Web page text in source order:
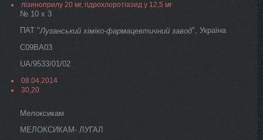
лізиноприлу 20 мг, гідрохлоротіазид у 12,5 мг
№ 10 х 3
ПАТ "Луганський хіміко-фармацевтичний завод", Україна
C09BA03
UA/9533/01/02
08.04.2014
30,20
Мелоксикам
МЕЛОКСИКАМ- ЛУГАЛ